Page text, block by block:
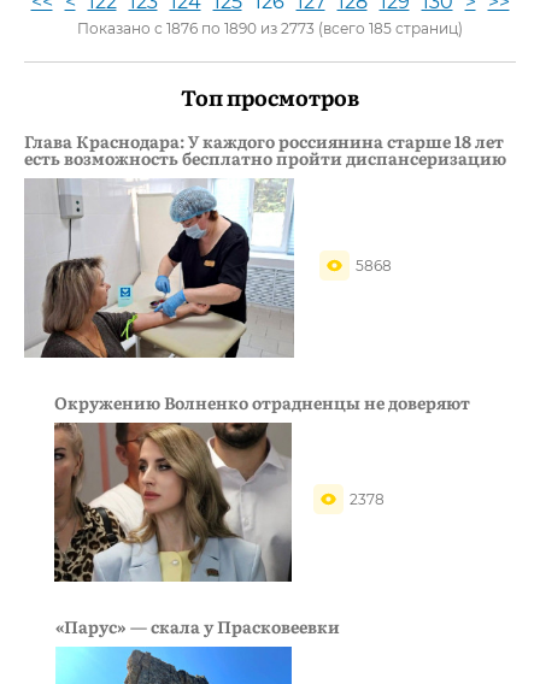
Показано с 1876 по 1890 из 2773 (всего 185 страниц)
Топ просмотров
Глава Краснодара: У каждого россиянина старше 18 лет
есть возможность бесплатно пройти диспансеризацию
5868
Окружению Волненко отрадненцы не доверяют
2378
«Парус» — скала у Прасковеевки